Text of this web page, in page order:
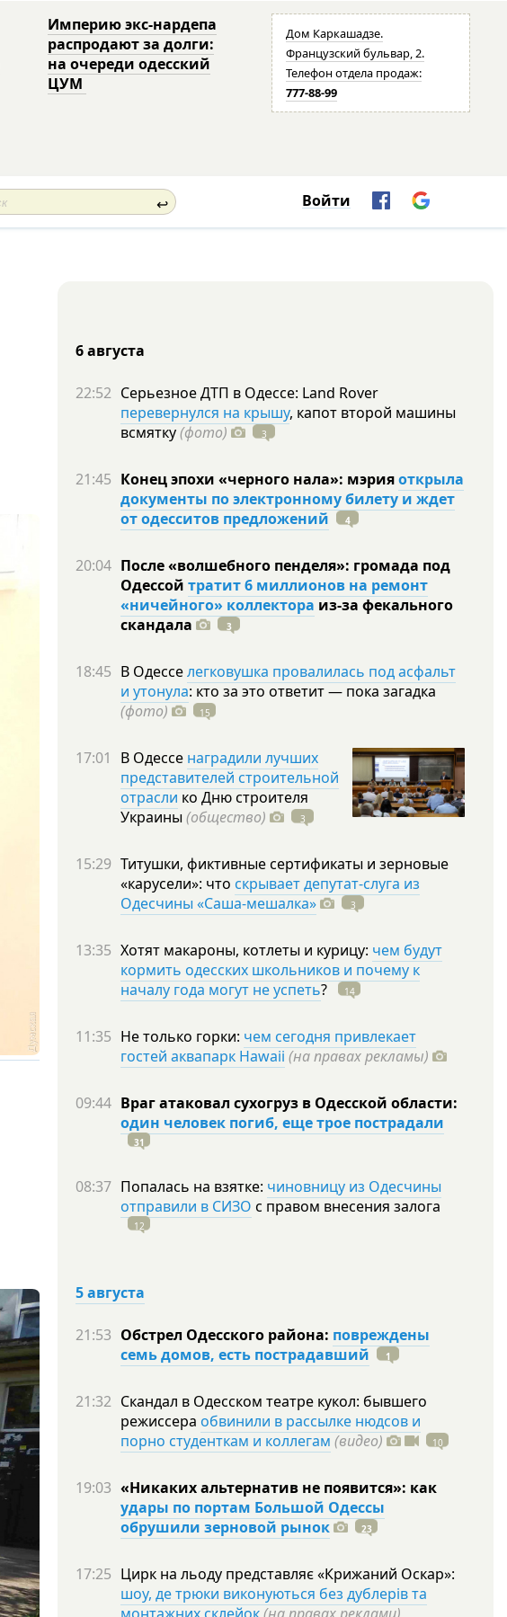
Империю экс-нардепа
распродают за долги:
на очереди одесский
ЦУМ
Дом Каркашадзе.
Французский бульвар, 2.
Телефон отдела продаж:
777-88-99
↩ Войти
6 августа
22:52 Серьезное ДТП в Одессе: Land Rover
перевернулся на крышу, капот второй машины
всмятку(фото) 3
21:45 Конец эпохи «черного нала»: мэрияоткрыла
документы по электронному билету и ждет
от одесситов предложений
4
20:04 После «волшебного пенделя»: громада под
Одессой тратит 6 миллионов на ремонт
«ничейного» коллектора из-за фекального
скандала
3
18:45 В Одесселегковушка провалилась под асфальт
и утонула: кто за это ответит — пока загадка
(фото)
15
17:01 В Одессе наградили лучших
представителей строительной
отрасли ко Дню строителя
Украины (общество) 3
15:29 Титушки, фиктивные сертификаты и зерновые
«карусели»: что скрывает депутат-слуга из
Одесчины «Саша-мешалка»
3
13:35 Хотят макароны, котлеты и курицу: чем будут
кормить одесских школьников и почему к
началу года могут не успеть? 14
11:35 Не только горки: чем сегодня привлекает
гостей аквапарк Hawaii (на правах рекламы)
09:44 Враг атаковал сухогруз в Одесской области:
один человек погиб, еще трое пострадали
31
08:37 Попалась на взятке: чиновницу из Одесчины
отправили в СИЗО с правом внесения залога
12
5 августа
21:53 Обстрел Одесского района: повреждены
семь домов, есть пострадавший
1
21:32 Скандал в Одесском театре кукол: бывшего
режиссера обвинили в рассылке нюдсов и
порно студенткам и коллегам (видео) 10
19:03 «Никаких альтернатив не появится»: как
удары по портам Большой Одессы
обрушили зерновой рынок
23
17:25 Цирк на льоду представляє «Крижаний Оскар»:
шоу, де трюки виконуються без дублерів та